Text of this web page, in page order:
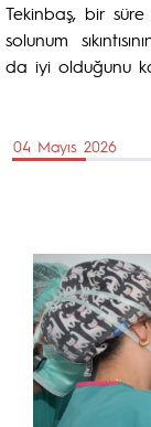
Tekinbaş, bir
solunum
da iyi olduğunu
04 Mayıs 2026